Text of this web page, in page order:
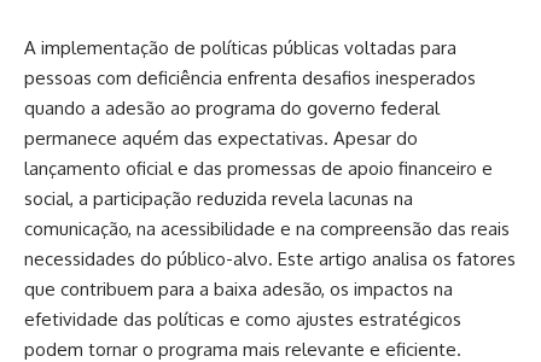
A implementação de políticas públicas voltadas para
pessoas com deficiência enfrenta desafios inesperados
quando a adesão ao programa do governo federal
permanece aquém das expectativas. Apesar do
lançamento oficial e das promessas de apoio financeiro e
social, a participação reduzida revela lacunas na
comunicação, na acessibilidade e na compreensão das reais
necessidades do público-alvo. Este artigo analisa os fatores
que contribuem para a baixa adesão, os impactos na
efetividade das políticas e como ajustes estratégicos
podem tornar o programa mais relevante e eficiente.